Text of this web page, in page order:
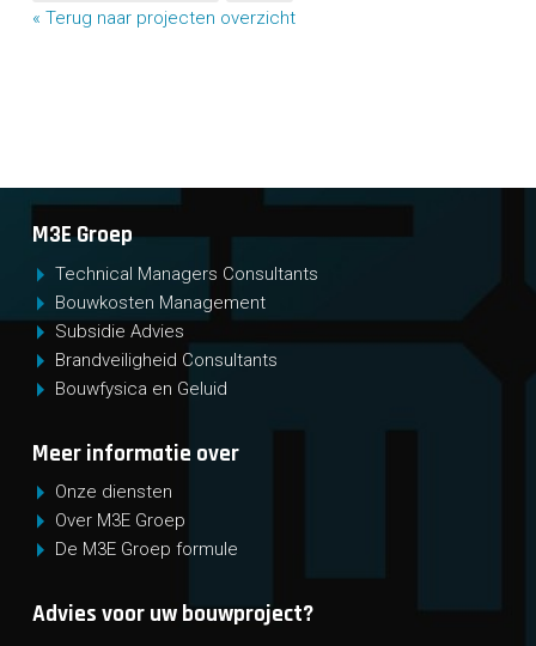
« Terug naar projecten overzicht
M3E Groep
Technical Managers Consultants
Bouwkosten Management
Subsidie Advies
Brandveiligheid Consultants
Bouwfysica en Geluid
Meer informatie over
Onze diensten
Over M3E Groep
De M3E Groep formule
Advies voor uw bouwproject?